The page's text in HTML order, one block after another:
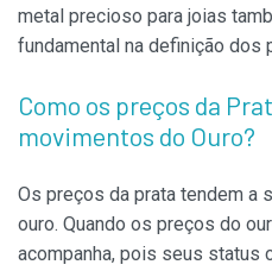
metal precioso para joias
fundamental na definição dos
Como os preços da
movimentos do Ouro?
Os preços da prata tendem a
ouro. Quando os preços do
acompanha, pois seus status